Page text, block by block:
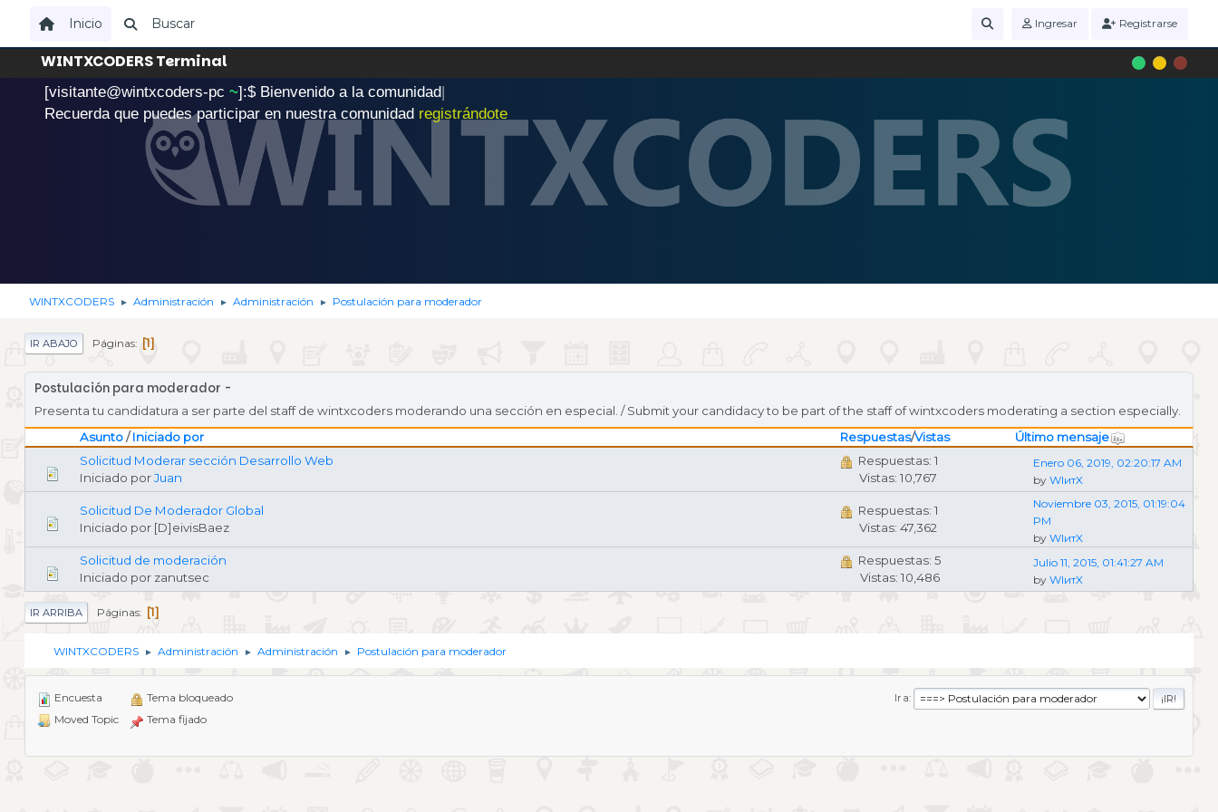
Inicio Buscar Ingresar Registrarse
WINTXCODERS Terminal
[visitante@wintxcoders-pc ~]:$ .Bienvenido a la comunidad|
Recuerda que puedes participar en nuestra comunidad registrándote
WINTXCODERS ► Administración ► Administración ► Postulación para moderador
IR ABAJO Páginas 1
Postulación para moderador
Presenta tu candidatura a ser parte del staff de wintxcoders moderando una sección en especial. / Submit your candidacy to be part of the staff of wintxcoders moderating a section especially.
Asunto/Iniciado por Respuestas/Vistas
Último mensaje
Solicitud Moderar sección Desarrollo Web
Iniciado porJuan
Respuestas: 1
Vistas: 10,767
Enero 06, 2019, 02:20:17 AM
by WIитX
Solicitud De Moderador Global
Iniciado por [D]eivisBaez
Respuestas: 1
Vistas: 47,362
Noviembre 03, 2015, 01:19:04
PM
by WIитX
Solicitud de moderación
Iniciado por zanutsec
Respuestas: 5
Vistas: 10,486
Julio 11, 2015, 01:41:27 AM
by WIитX
IR ARRIBA Páginas 1
WINTXCODERS ► Administración ► Administración ► Postulación para moderador
Ir a
Encuesta
Moved Topic
Tema bloqueado
Tema fijado